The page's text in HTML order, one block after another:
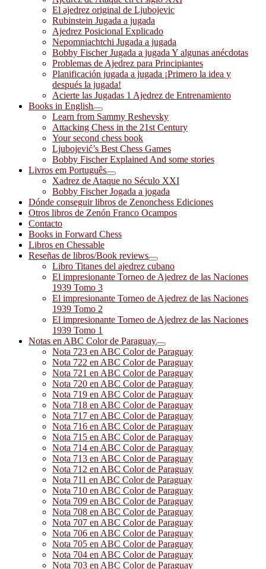
El ajedrez original de Ljubojevic
Rubinstein Jugada a jugada
Ajedrez Posicional Explicado
Nepomniachtchi Jugada a jugada
Bobby Fischer Jugada a jugada Y algunas anécdotas
Problemas de Ajedrez para Principiantes
Planificación jugada a jugada ¡Primero la idea y
después la jugada!
Acierte las Jugadas 1 Ajedrez de Entrenamiento
Books in English
Learn from Sammy Reshevsky
Attacking Chess in the 21st Century
Your second chess book
Ljubojević’s Best Chess Games
Bobby Fischer Explained And some stories
Livros em Português
Xadrez de Ataque no Século XXI
Bobby Fischer Jogada a jogada
Dónde conseguir libros de Zenonchess Ediciones
Otros libros de Zenón Franco Ocampos
Contacto
Books in Forward Chess
Libros en Chessable
Reseñas de libros/Book reviews
Libro Titanes del ajedrez cubano
El impresionante Torneo de Ajedrez de las Naciones
1939 Tomo 3
El impresionante Torneo de Ajedrez de las Naciones
1939 Tomo 2
El impresionante Torneo de Ajedrez de las Naciones
1939 Tomo 1
Notas en ABC Color de Paraguay
Nota 723 en ABC Color de Paraguay
Nota 722 en ABC Color de Paraguay
Nota 721 en ABC Color de Paraguay
Nota 720 en ABC Color de Paraguay
Nota 719 en ABC Color de Paraguay
Nota 718 en ABC Color de Paraguay
Nota 717 en ABC Color de Paraguay
Nota 716 en ABC Color de Paraguay
Nota 715 en ABC Color de Paraguay
Nota 714 en ABC Color de Paraguay
Nota 713 en ABC Color de Paraguay
Nota 712 en ABC Color de Paraguay
Nota 711 en ABC Color de Paraguay
Nota 710 en ABC Color de Paraguay
Nota 709 en ABC Color de Paraguay
Nota 708 en ABC Color de Paraguay
Nota 707 en ABC Color de Paraguay
Nota 706 en ABC Color de Paraguay
Nota 705 en ABC Color de Paraguay
Nota 704 en ABC Color de Paraguay
Nota 703 en ABC Color de Paraguay